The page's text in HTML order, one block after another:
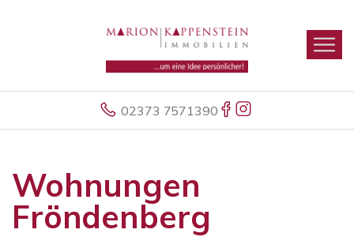
02373 7571390
Wohnungen
Fröndenberg